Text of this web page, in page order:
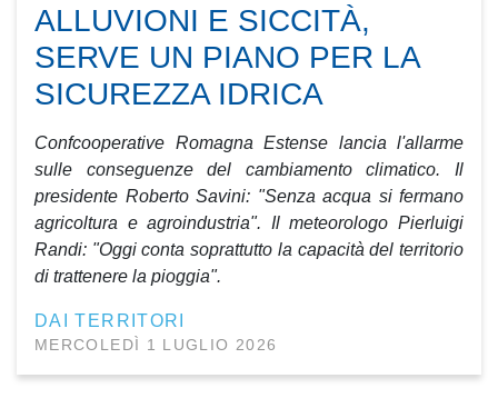
ALLUVIONI E SICCITÀ,
SERVE UN PIANO PER LA
SICUREZZA IDRICA
Confcooperative Romagna Estense lancia l'allarme
sulle conseguenze del cambiamento climatico. Il
presidente Roberto Savini: "Senza acqua si fermano
agricoltura e agroindustria". Il meteorologo Pierluigi
Randi: "Oggi conta soprattutto la capacità del territorio
di trattenere la pioggia".
DAI TERRITORI
MERCOLEDÌ 1 LUGLIO 2026